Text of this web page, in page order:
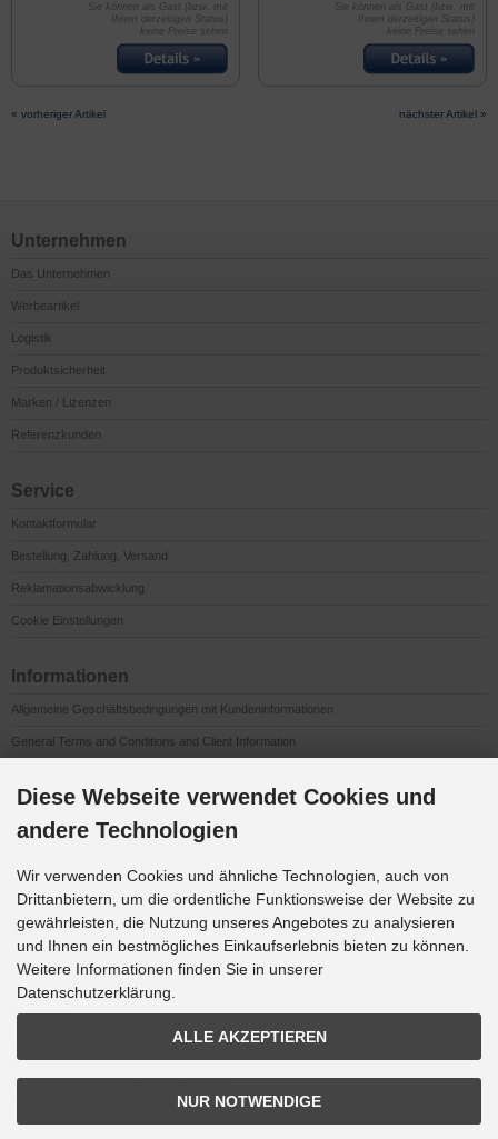
Sie können als Gast (bzw. mit
Ihrem derzeitigen Status)
keine Preise sehen
Sie können als Gast (bzw. mit
Ihrem derzeitigen Status)
keine Preise sehen
« vorheriger Artikel nächster Artikel »
Unternehmen
Das Unternehmen
Werbeartikel
Logistik
Produktsicherheit
Marken / Lizenzen
Referenzkunden
Service
Kontaktformular
Bestellung, Zahlung, Versand
Reklamationsabwicklung
Cookie Einstellungen
Informationen
Allgemeine Geschäftsbedingungen mit Kundeninformationen
General Terms and Conditions and Client Information
Impressum
Datenschutzerklärung
Anfahrt
Downloads
Messen
Toy Fair Nürnberg
27.01. - 31.01.2026 | Halle 1, Stand B 16
Diese Webseite verwendet Cookies und
andere Technologien
Wir verwenden Cookies und ähnliche Technologien, auch von
Drittanbietern, um die ordentliche Funktionsweise der Website zu
gewährleisten, die Nutzung unseres Angebotes zu analysieren
und Ihnen ein bestmögliches Einkaufserlebnis bieten zu können.
Weitere Informationen finden Sie in unserer
Datenschutzerklärung.
ALLE AKZEPTIEREN
NUR NOTWENDIGE